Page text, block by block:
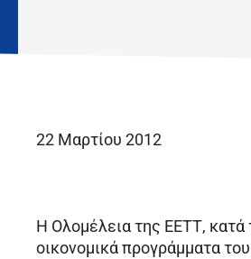
22 Μαρτίου 2012
Η Ολομέλεια της ΕΕΤΤ, κατά
οικονομικά προγράμματα